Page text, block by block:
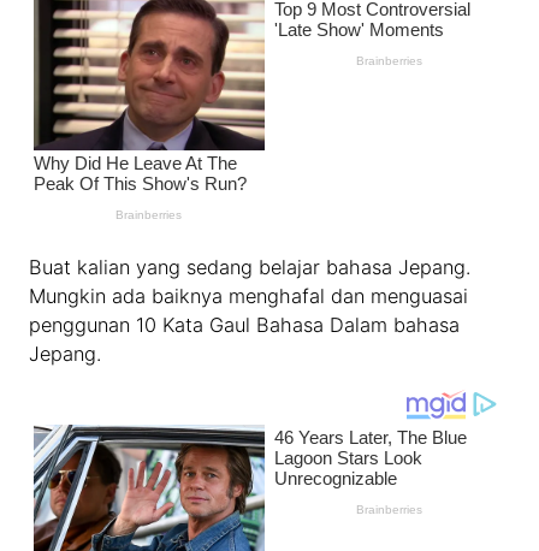
Buat kalian yang sedang belajar bahasa Jepang.
Mungkin ada baiknya menghafal dan menguasai
penggunan 10 Kata Gaul Bahasa Dalam bahasa
Jepang.